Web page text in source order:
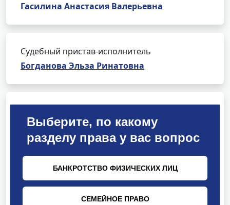
Гасилина Анастасия Валерьевна
Судебный пристав-исполнитель
Богданова Эльза Ринатовна